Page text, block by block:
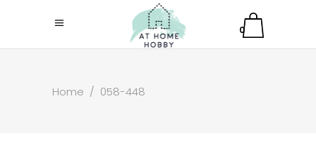
0
Home / 058-448